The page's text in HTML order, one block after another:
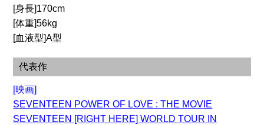
[身長]170cm
[体重]56kg
[血液型]A型
代表作
[映画]
SEVENTEEN POWER OF LOVE : THE MOVIE
SEVENTEEN [RIGHT HERE] WORLD TOUR IN